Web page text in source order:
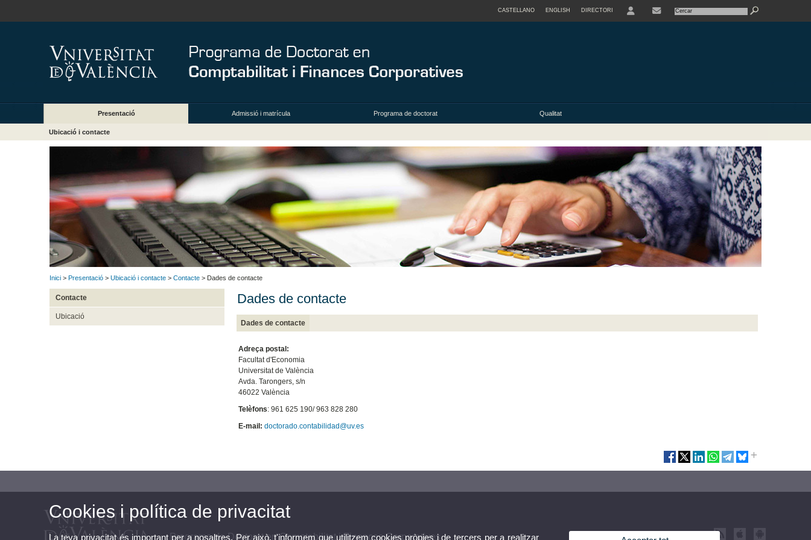
CASTELLANO ENGLISH DIRECTORI
Presentació Admissió i matrícula Programa de doctorat Qualitat
Ubicació i contacte
Inici > Presentació > Ubicació i contacte > Contacte > Dades de contacte
Contacte
Ubicació
Dades de contacte
Dades de contacte
Adreça postal:
Facultat d'Economia
Universitat de València
Avda. Tarongers, s/n
46022 València
Telèfons: 961 625 190/ 963 828 280
E-mail: doctorado.contabilidad@uv.es
Programa de Doctorat en Comptabilitat i Finances Corporatives
Cookies i política de privacitat
La teva privacitat és important per a nosaltres. Per això, t'informem que utilitzem cookies pròpies i de tercers per a realitzar